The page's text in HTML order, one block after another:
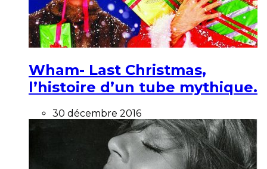
Wham- Last Christmas,
l’histoire d’un tube mythique.
30 décembre 2016